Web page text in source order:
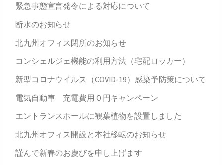
緊急事態宣言発令による対応について
断水のお知らせ
北九州オフィス閉所のお知らせ
コンシェルジェ機能の利用方法（宅配ロッカー）
新型コロナウイルス（COVID-19）感染予防策について
電気自動車 充電費用０円キャンペーン
エントランスホールに観葉植物を設置しました
北九州オフィス開設と本社移転のお知らせ
謹んで新春のお慶びを申し上げます